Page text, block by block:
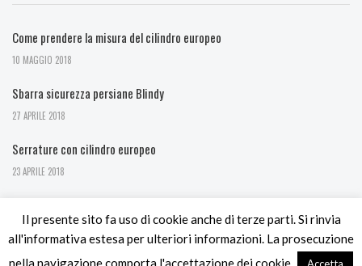
Come prendere la misura del cilindro europeo
10 MAGGIO 2018
Sbarra sicurezza persiane Blindy
27 APRILE 2018
Serrature con cilindro europeo
23 APRILE 2018
Il presente sito fa uso di cookie anche di terze parti. Si rinvia
all'informativa estesa per ulteriori informazioni. La prosecuzione
nella navigazione comporta l'accettazione dei cookie.
Accetta